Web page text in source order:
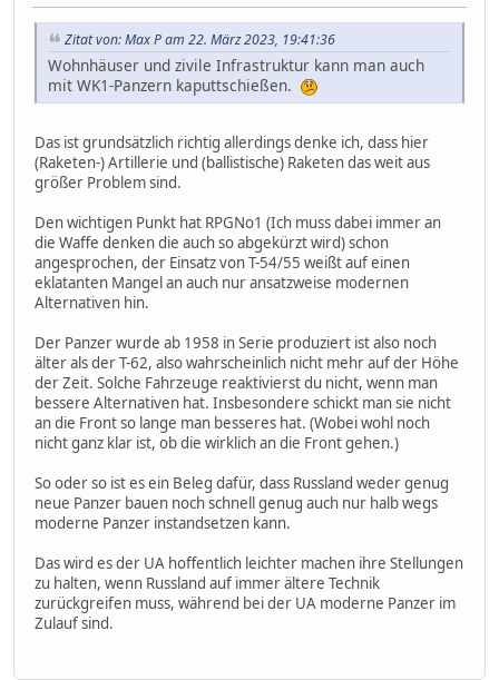
Zitat von: Max P am 22. März 2023, 19:41:36
Wohnhäuser und zivile Infrastruktur kann man auch
mit WK1-Panzern kaputtschießen.
Das ist grundsätzlich richtig allerdings denke ich, dass hier
(Raketen-) Artillerie und (ballistische) Raketen das weit aus
größer Problem sind.
Den wichtigen Punkt hat RPGNo1 (Ich muss dabei immer an
die Waffe denken die auch so abgekürzt wird) schon
angesprochen, der Einsatz von T-54/55 weißt auf einen
eklatanten Mangel an auch nur ansatzweise modernen
Alternativen hin.
Der Panzer wurde ab 1958 in Serie produziert ist also noch
älter als der T-62, also wahrscheinlich nicht mehr auf der Höhe
der Zeit. Solche Fahrzeuge reaktivierst du nicht, wenn man
bessere Alternativen hat. Insbesondere schickt man sie nicht
an die Front so lange man besseres hat. (Wobei wohl noch
nicht ganz klar ist, ob die wirklich an die Front gehen.)
So oder so ist es ein Beleg dafür, dass Russland weder genug
neue Panzer bauen noch schnell genug auch nur halb wegs
moderne Panzer instandsetzen kann.
Das wird es der UA hoffentlich leichter machen ihre Stellungen
zu halten, wenn Russland auf immer ältere Technik
zurückgreifen muss, während bei der UA moderne Panzer im
Zulauf sind.